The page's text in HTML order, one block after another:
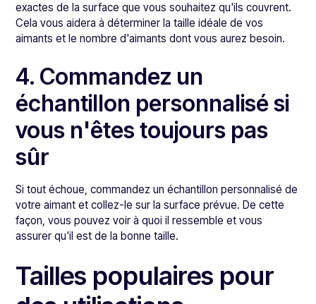
exactes de la surface que vous souhaitez qu'ils couvrent.
Cela vous aidera à déterminer la taille idéale de vos
aimants et le nombre d'aimants dont vous aurez besoin.
4. Commandez un
échantillon personnalisé si
vous n'êtes toujours pas
sûr
Si tout échoue, commandez un échantillon personnalisé de
votre aimant et collez-le sur la surface prévue. De cette
façon, vous pouvez voir à quoi il ressemble et vous
assurer qu'il est de la bonne taille.
Tailles populaires pour